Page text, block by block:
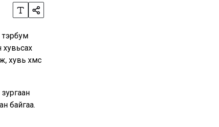
тэрбум
хувьсах
хүмүүс
зургаан
байгаа.